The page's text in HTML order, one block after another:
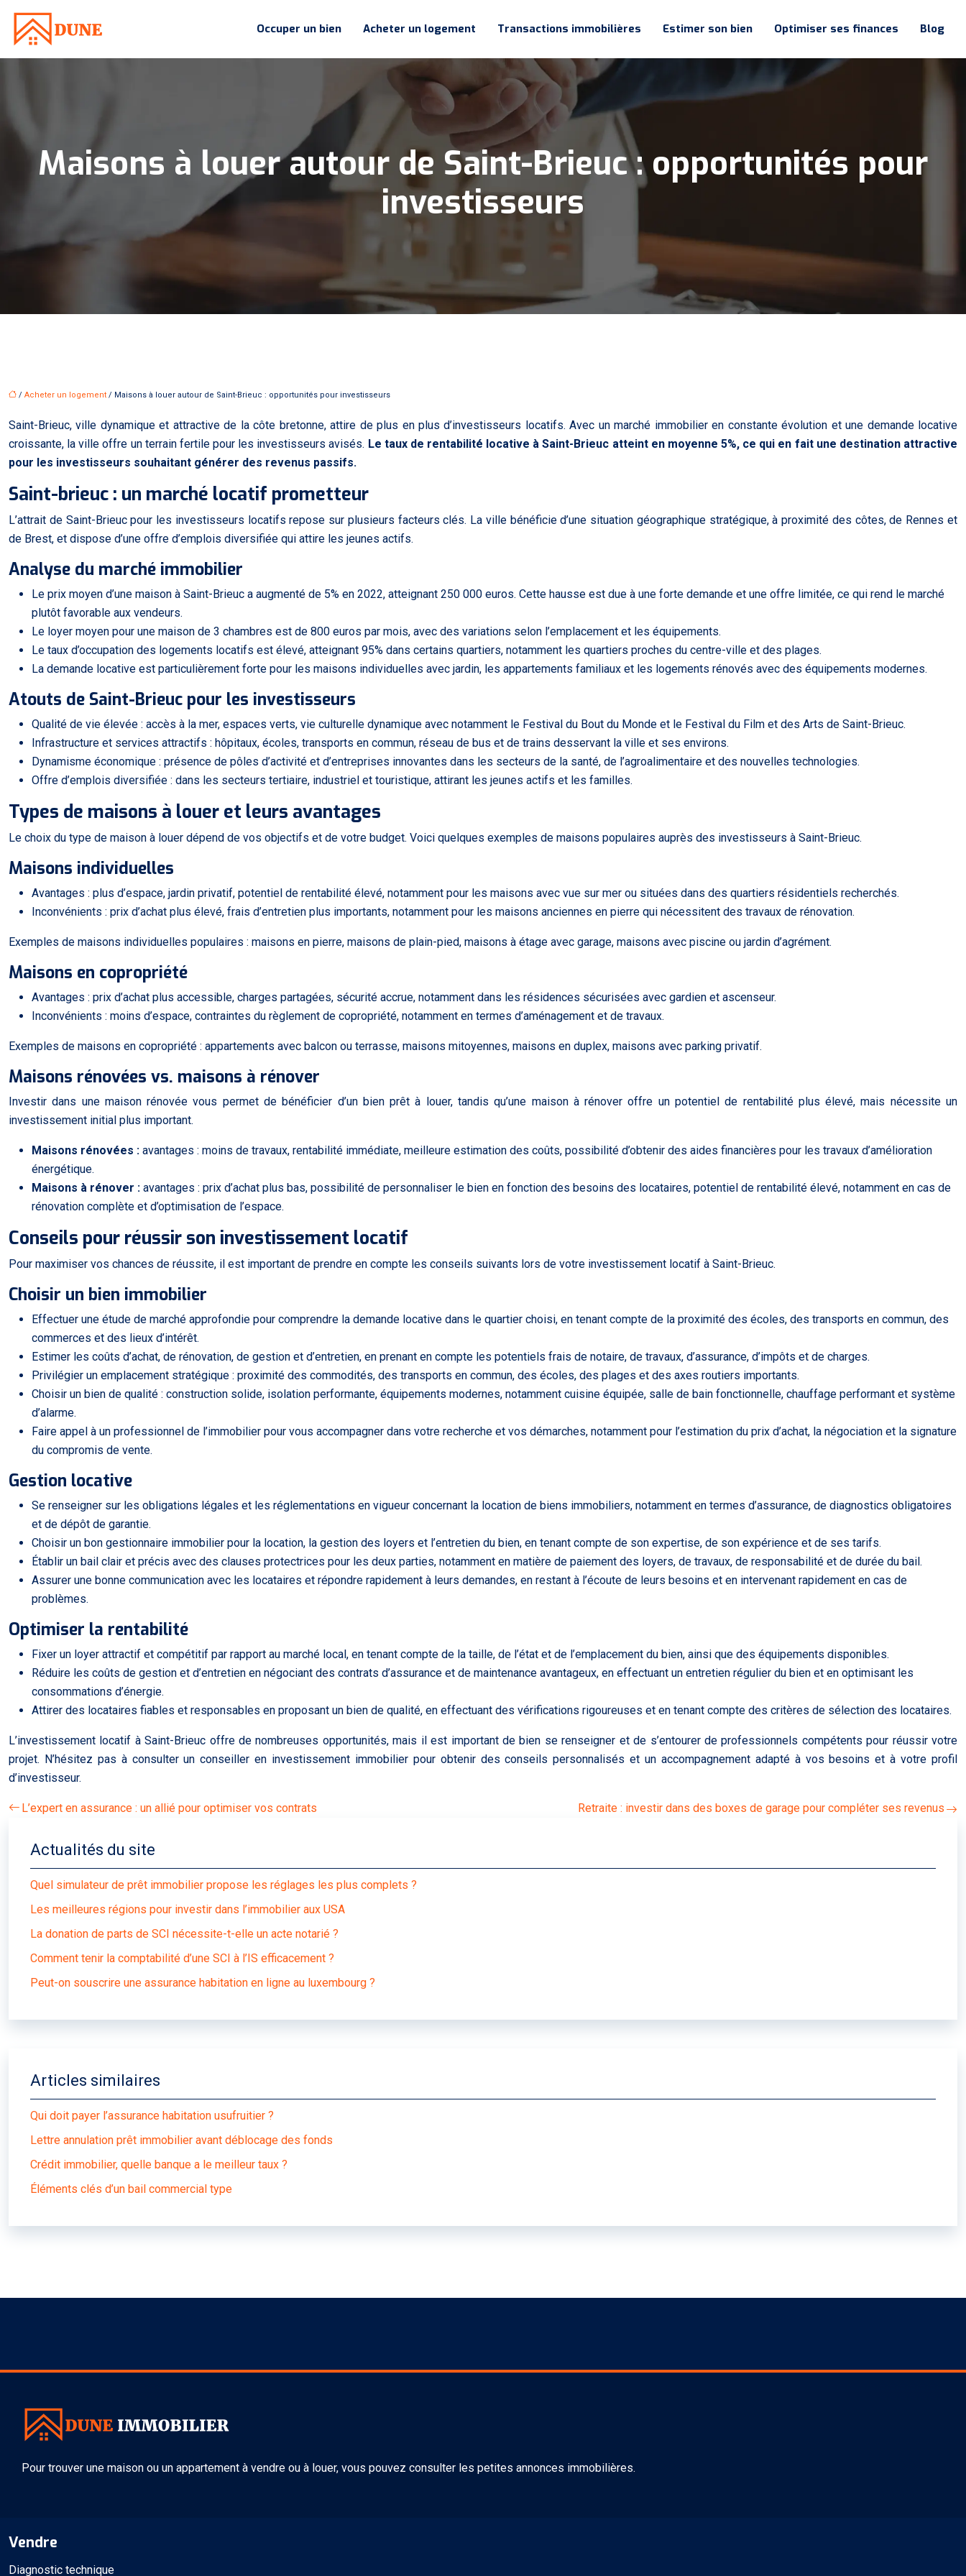
Occuper un bien Acheter un logement Transactions immobilières Estimer son bien Optimiser ses finances Blog
Maisons à louer autour de Saint-Brieuc : opportunités pour
investisseurs
/ Acheter un logement / Maisons à louer autour de Saint-Brieuc : opportunités pour investisseurs
Saint-Brieuc, ville dynamique et attractive de la côte bretonne, attire de plus en plus d’investisseurs locatifs. Avec un marché immobilier en constante évolution et une demande locative
croissante, la ville offre un terrain fertile pour les investisseurs avisés. Le taux de rentabilité locative à Saint-Brieuc atteint en moyenne 5%, ce qui en fait une destination attractive
pour les investisseurs souhaitant générer des revenus passifs.
Saint-brieuc : un marché locatif prometteur
L’attrait de Saint-Brieuc pour les investisseurs locatifs repose sur plusieurs facteurs clés. La ville bénéficie d’une situation géographique stratégique, à proximité des côtes, de Rennes et
de Brest, et dispose d’une offre d’emplois diversifiée qui attire les jeunes actifs.
Analyse du marché immobilier
Le prix moyen d’une maison à Saint-Brieuc a augmenté de 5% en 2022, atteignant 250 000 euros. Cette hausse est due à une forte demande et une offre limitée, ce qui rend le marché
plutôt favorable aux vendeurs.
Le loyer moyen pour une maison de 3 chambres est de 800 euros par mois, avec des variations selon l’emplacement et les équipements.
Le taux d’occupation des logements locatifs est élevé, atteignant 95% dans certains quartiers, notamment les quartiers proches du centre-ville et des plages.
La demande locative est particulièrement forte pour les maisons individuelles avec jardin, les appartements familiaux et les logements rénovés avec des équipements modernes.
Atouts de Saint-Brieuc pour les investisseurs
Qualité de vie élevée : accès à la mer, espaces verts, vie culturelle dynamique avec notamment le Festival du Bout du Monde et le Festival du Film et des Arts de Saint-Brieuc.
Infrastructure et services attractifs : hôpitaux, écoles, transports en commun, réseau de bus et de trains desservant la ville et ses environs.
Dynamisme économique : présence de pôles d’activité et d’entreprises innovantes dans les secteurs de la santé, de l’agroalimentaire et des nouvelles technologies.
Offre d’emplois diversifiée : dans les secteurs tertiaire, industriel et touristique, attirant les jeunes actifs et les familles.
Types de maisons à louer et leurs avantages
Le choix du type de maison à louer dépend de vos objectifs et de votre budget. Voici quelques exemples de maisons populaires auprès des investisseurs à Saint-Brieuc.
Maisons individuelles
Avantages : plus d’espace, jardin privatif, potentiel de rentabilité élevé, notamment pour les maisons avec vue sur mer ou situées dans des quartiers résidentiels recherchés.
Inconvénients : prix d’achat plus élevé, frais d’entretien plus importants, notamment pour les maisons anciennes en pierre qui nécessitent des travaux de rénovation.
Exemples de maisons individuelles populaires : maisons en pierre, maisons de plain-pied, maisons à étage avec garage, maisons avec piscine ou jardin d’agrément.
Maisons en copropriété
Avantages : prix d’achat plus accessible, charges partagées, sécurité accrue, notamment dans les résidences sécurisées avec gardien et ascenseur.
Inconvénients : moins d’espace, contraintes du règlement de copropriété, notamment en termes d’aménagement et de travaux.
Exemples de maisons en copropriété : appartements avec balcon ou terrasse, maisons mitoyennes, maisons en duplex, maisons avec parking privatif.
Maisons rénovées vs. maisons à rénover
Investir dans une maison rénovée vous permet de bénéficier d’un bien prêt à louer, tandis qu’une maison à rénover offre un potentiel de rentabilité plus élevé, mais nécessite un
investissement initial plus important.
Maisons rénovées : avantages : moins de travaux, rentabilité immédiate, meilleure estimation des coûts, possibilité d’obtenir des aides financières pour les travaux d’amélioration
énergétique.
Maisons à rénover : avantages : prix d’achat plus bas, possibilité de personnaliser le bien en fonction des besoins des locataires, potentiel de rentabilité élevé, notamment en cas de
rénovation complète et d’optimisation de l’espace.
Conseils pour réussir son investissement locatif
Pour maximiser vos chances de réussite, il est important de prendre en compte les conseils suivants lors de votre investissement locatif à Saint-Brieuc.
Choisir un bien immobilier
Effectuer une étude de marché approfondie pour comprendre la demande locative dans le quartier choisi, en tenant compte de la proximité des écoles, des transports en commun, des
commerces et des lieux d’intérêt.
Estimer les coûts d’achat, de rénovation, de gestion et d’entretien, en prenant en compte les potentiels frais de notaire, de travaux, d’assurance, d’impôts et de charges.
Privilégier un emplacement stratégique : proximité des commodités, des transports en commun, des écoles, des plages et des axes routiers importants.
Choisir un bien de qualité : construction solide, isolation performante, équipements modernes, notamment cuisine équipée, salle de bain fonctionnelle, chauffage performant et système
d’alarme.
Faire appel à un professionnel de l’immobilier pour vous accompagner dans votre recherche et vos démarches, notamment pour l’estimation du prix d’achat, la négociation et la signature
du compromis de vente.
Gestion locative
Se renseigner sur les obligations légales et les réglementations en vigueur concernant la location de biens immobiliers, notamment en termes d’assurance, de diagnostics obligatoires
et de dépôt de garantie.
Choisir un bon gestionnaire immobilier pour la location, la gestion des loyers et l’entretien du bien, en tenant compte de son expertise, de son expérience et de ses tarifs.
Établir un bail clair et précis avec des clauses protectrices pour les deux parties, notamment en matière de paiement des loyers, de travaux, de responsabilité et de durée du bail.
Assurer une bonne communication avec les locataires et répondre rapidement à leurs demandes, en restant à l’écoute de leurs besoins et en intervenant rapidement en cas de
problèmes.
Optimiser la rentabilité
Fixer un loyer attractif et compétitif par rapport au marché local, en tenant compte de la taille, de l’état et de l’emplacement du bien, ainsi que des équipements disponibles.
Réduire les coûts de gestion et d’entretien en négociant des contrats d’assurance et de maintenance avantageux, en effectuant un entretien régulier du bien et en optimisant les
consommations d’énergie.
Attirer des locataires fiables et responsables en proposant un bien de qualité, en effectuant des vérifications rigoureuses et en tenant compte des critères de sélection des locataires.
L’investissement locatif à Saint-Brieuc offre de nombreuses opportunités, mais il est important de bien se renseigner et de s’entourer de professionnels compétents pour réussir votre
projet. N’hésitez pas à consulter un conseiller en investissement immobilier pour obtenir des conseils personnalisés et un accompagnement adapté à vos besoins et à votre profil
d’investisseur.
L’expert en assurance : un allié pour optimiser vos contrats Retraite : investir dans des boxes de garage pour compléter ses revenus
Actualités du site
Quel simulateur de prêt immobilier propose les réglages les plus complets ?
Les meilleures régions pour investir dans l’immobilier aux USA
La donation de parts de SCI nécessite-t-elle un acte notarié ?
Comment tenir la comptabilité d’une SCI à l’IS efficacement ?
Peut-on souscrire une assurance habitation en ligne au luxembourg ?
Articles similaires
Qui doit payer l’assurance habitation usufruitier ?
Lettre annulation prêt immobilier avant déblocage des fonds
Crédit immobilier, quelle banque a le meilleur taux ?
Éléments clés d’un bail commercial type
Pour trouver une maison ou un appartement à vendre ou à louer, vous pouvez consulter les petites annonces immobilières.
Vendre
Diagnostic technique